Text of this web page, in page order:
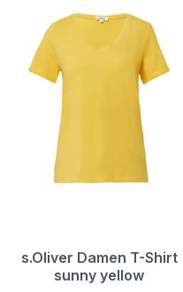
s.Oliver Damen T-Shirt
sunny yellow